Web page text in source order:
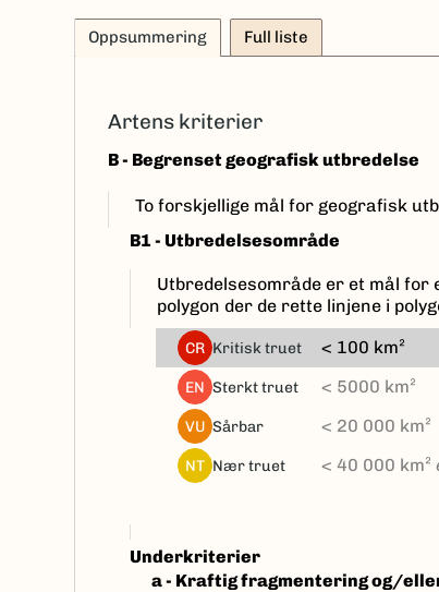
Oppsummering Full liste
Artens kriterier
B - Begrenset geografisk utbredelse
To forskjellige mål for geografisk
B1 - Utbredelsesområde
Utbredelsesområde er et mål
polygon der de rette linjene i
CR kritisk truet < 100 km²
EN sterkt truet < 5000 km²
VU sårbar < 20 000 km²
NT nær truet < 40 000 km²
Underkriterier
a - Kraftig fragmentering og/